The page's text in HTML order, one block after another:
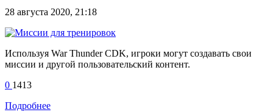
28 августа 2020, 21:18
Используя War Thunder CDK, игроки могут создавать свои
миссии и другой пользовательский контент.
0 1413
Подробнее